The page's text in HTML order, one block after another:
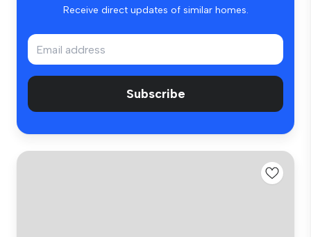
Receive direct updates of similar homes.
Subscribe